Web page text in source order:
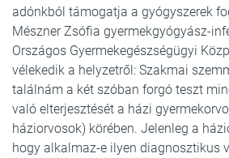
adónkból támogatja a gyógyszerek
Mészner Zsófia gyermekgyógyász-
Országos Gyermekegészségügyi
vélekedik a helyzetről: Szakmai
találnám a két szóban forgó teszt
való elterjesztését a házi
háziorvosok) körében. Jelenleg a
hogy alkalmaz-e ilyen diagnosztikus